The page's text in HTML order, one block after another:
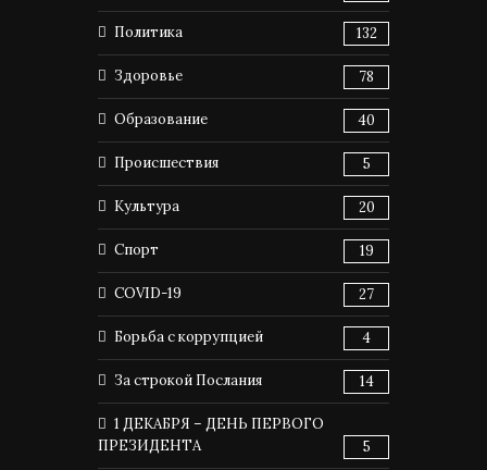
Политика 132
Здоровье 78
Образование 40
Происшествия 5
Культура 20
Спорт 19
COVID-19 27
Борьба с коррупцией 4
За строкой Послания 14
1 ДЕКАБРЯ – ДЕНЬ ПЕРВОГО
ПРЕЗИДЕНТА
5